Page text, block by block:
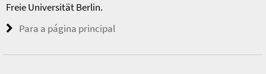
Freie Universität Berlin.
Para a página principal